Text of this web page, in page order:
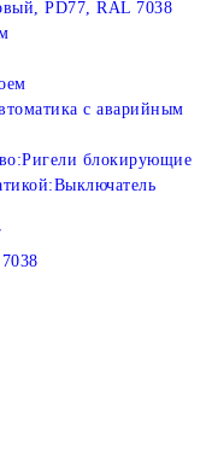
PD77, RAL 7038
с аварийным
Ригели блокирующие
Выключатель